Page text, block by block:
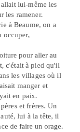
lui-même les
les ramener.
à Beaume, on a
occuper,
pour aller au
c'était à pied qu'il
les villages où il
manger et
en paix.
et frères. Un
lui à la tête, il
de faire un orage.